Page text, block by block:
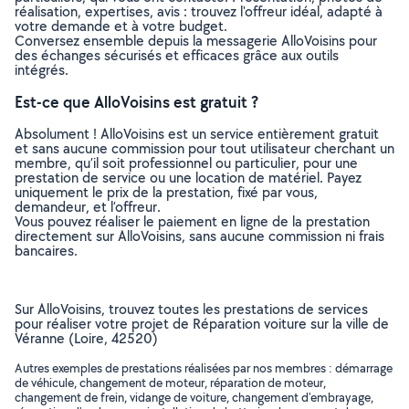
réalisation, expertises, avis : trouvez l'offreur idéal, adapté à
votre demande et à votre budget.
Conversez ensemble depuis la messagerie AlloVoisins pour
des échanges sécurisés et efficaces grâce aux outils
intégrés.
Est-ce que AlloVoisins est gratuit ?
Absolument ! AlloVoisins est un service entièrement gratuit
et sans aucune commission pour tout utilisateur cherchant un
membre, qu’il soit professionnel ou particulier, pour une
prestation de service ou une location de matériel. Payez
uniquement le prix de la prestation, fixé par vous,
demandeur, et l’offreur.
Vous pouvez réaliser le paiement en ligne de la prestation
directement sur AlloVoisins, sans aucune commission ni frais
bancaires.
Sur AlloVoisins, trouvez toutes les prestations de services
pour réaliser votre projet de Réparation voiture sur la ville de
Véranne (Loire, 42520)
Autres exemples de prestations réalisées par nos membres : démarrage
de véhicule, changement de moteur, réparation de moteur,
changement de frein, vidange de voiture, changement d'embrayage,